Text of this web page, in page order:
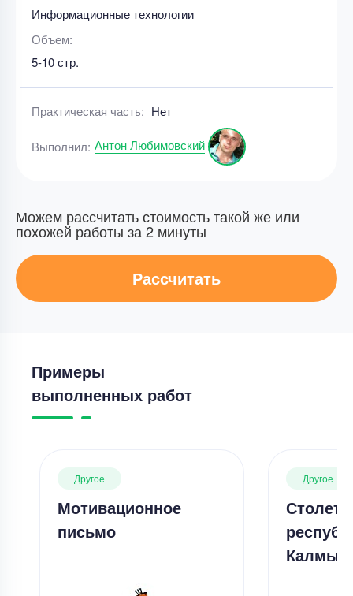
Информационные технологии
Объем:
5-10 стр.
Практическая часть: Нет
Выполнил: Антон Любимовский
Можем рассчитать стоимость такой же или
похожей работы за 2 минуты
Рассчитать
Примеры
выполненных работ
Другое
Мотивационное
письмо
Другое